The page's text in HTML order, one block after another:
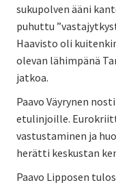
sukupolven ääni
puhuttu
Haavisto oli
olevan lähimpänä
jatkoa.
Paavo Väyrynen
etulinjoille.
vastustaminen ja
herätti keskustan
Paavo Lipposen